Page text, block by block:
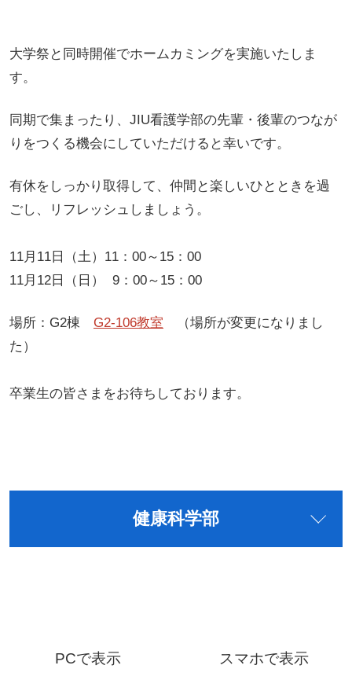
大学祭と同時開催でホームカミングを実施いたしま
す。
同期で集まったり、JIU看護学部の先輩・後輩のつなが
りをつくる機会にしていただけると幸いです。
有休をしっかり取得して、仲間と楽しいひとときを過
ごし、リフレッシュしましょう。
11月11日（土）11：00～15：00
11月12日（日） 9：00～15：00
場所：G2棟 G2-106教室 （場所が変更になりまし
た）
卒業生の皆さまをお待ちしております。
健康科学部
PCで表示 スマホで表示